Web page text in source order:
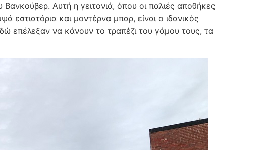
Αυτή η γειτονιά, όπου οι παλιές αποθήκες
εστιατόρια και μοντέρνα μπαρ, είναι ο ιδανικός
επέλεξαν να κάνουν το τραπέζι του γάμου τους, τα